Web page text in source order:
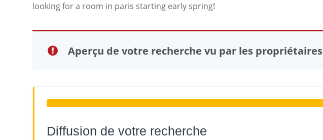
looking for a room in paris starting early spring!
Aperçu de votre recherche vu par les propriétaires
Diffusion de votre recherche